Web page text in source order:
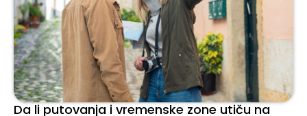
Da li putovanja i vremenske zone utiču na